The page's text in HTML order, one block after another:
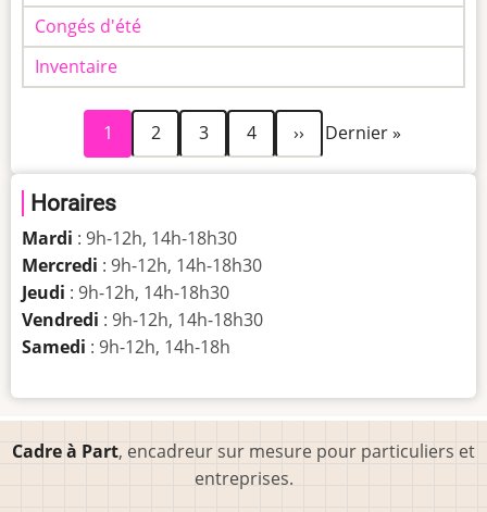
Congés d'été
Inventaire
Pagination
Page
courante
1 Page
2 Page
3 Page
4
suivante
››
Dernière
Dernier »
Horaires
Mardi : 9h-12h, 14h-18h30
Mercredi : 9h-12h, 14h-18h30
Jeudi : 9h-12h, 14h-18h30
Vendredi : 9h-12h, 14h-18h30
Samedi : 9h-12h, 14h-18h
Cadre à Part, encadreur sur mesure pour particuliers et
entreprises.